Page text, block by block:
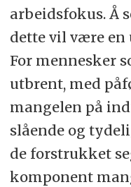
arbeidsfokus. Å
dette vil være en
For mennesker
utbrent, med
mangelen på
slående og
de forstrukket
komponent